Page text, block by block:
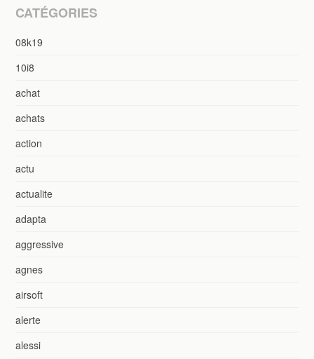
CATÉGORIES
08k19
10i8
achat
achats
action
actu
actualite
adapta
aggressive
agnes
airsoft
alerte
alessi